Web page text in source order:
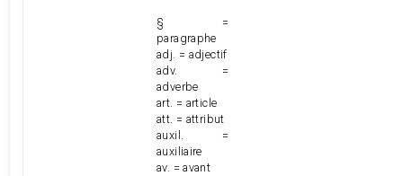
§ =
paragraphe
adj. = adjectif
adv. =
adverbe
art. = article
att. = attribut
auxil. =
auxiliaire
av. = avant